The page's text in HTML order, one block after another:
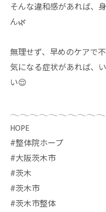
そんな違和感があれば、
ん🌿
無理せず、早めのケアで
気になる症状があれば、
い😌
HOPE
#整体院ホープ
#大阪茨木市
#茨木
#茨木市
#茨木市整体